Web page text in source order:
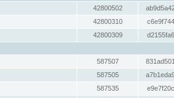
42800502
42800310
42800309
587507
587505
587535